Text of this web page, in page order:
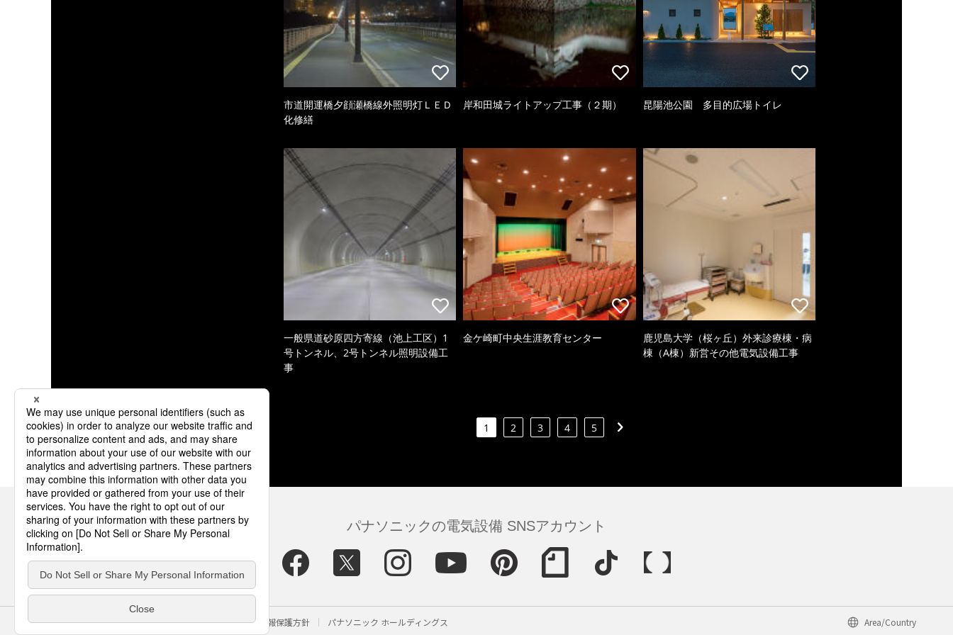
市道開運橋夕顔瀬橋線外照明灯ＬＥＤ
化修繕
岸和田城ライトアップ工事（２期） 昆陽池公園 多目的広場トイレ
一般県道砂原四方寄線（池上工区）1
号トンネル、2号トンネル照明設備工
事
金ケ崎町中央生涯教育センター
鹿児島大学（桜ヶ丘）外来診療棟・病
棟（A棟）新営その他電気設備工事
1 2 3 4 5
パナソニックの電気設備 SNSアカウント
サイトのご利用にあたって クッキーポリシー 個人情報保護方針 パナソニック ホールディングス Area/Country